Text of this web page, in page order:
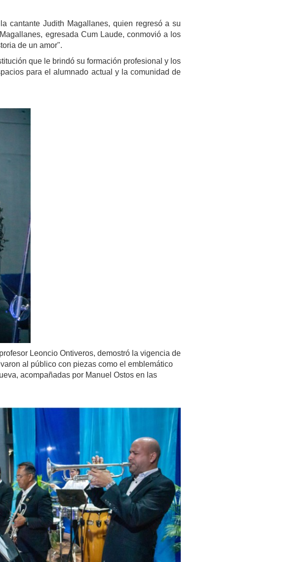
cantante Judith Magallanes, quien regresó a su
egresada Cum Laude, conmovió a los
de un amor".
que le brindó su formación profesional y los
para el alumnado actual y la comunidad de
Leoncio Ontiveros, demostró la vigencia de
al público con piezas como el emblemático
acompañadas por Manuel Ostos en las